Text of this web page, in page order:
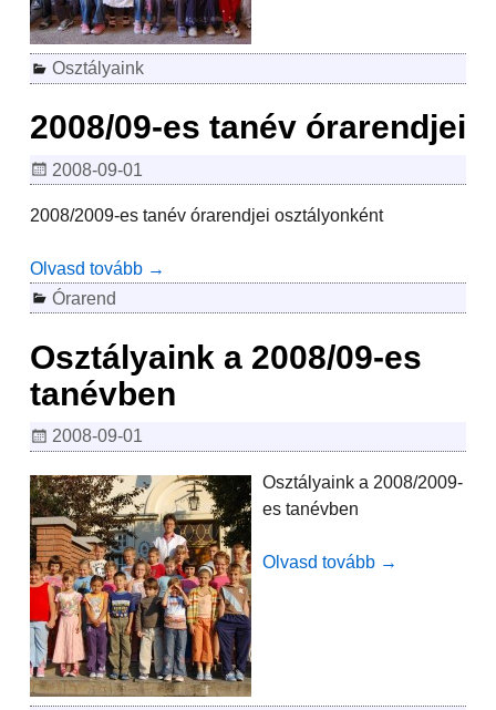
Osztályaink
2008/09-es tanév órarendjei
2008-09-01
2008/2009-es tanév órarendjei osztályonként
Olvasd tovább →
Órarend
Osztályaink a 2008/09-es
tanévben
2008-09-01
Osztályaink a 2008/2009-
es tanévben
Olvasd tovább →